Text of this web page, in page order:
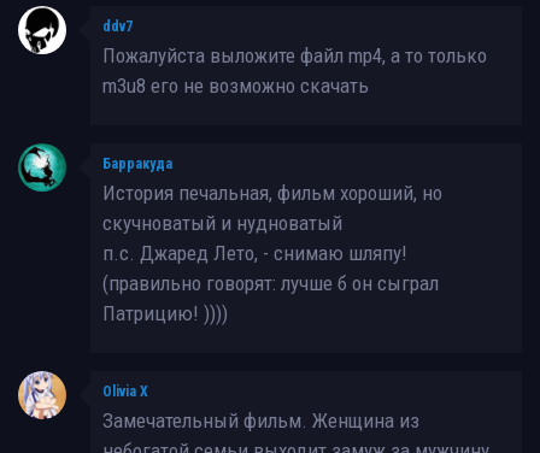
ddv7
Пожалуйста выложите файл mp4, а то только
m3u8 его не возможно скачать
Барракуда
История печальная, фильм хороший, но
скучноватый и нудноватый
п.с. Джаред Лето, - снимаю шляпу!
(правильно говорят: лучше б он сыграл
Патрицию! ))))
Olivia X
Замечательный фильм. Женщина из